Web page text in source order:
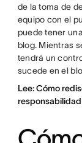
de la toma de
equipo con el
puede tener
blog. Mientras
tendrá un
sucede en el
Lee: Cómo
responsabilidad